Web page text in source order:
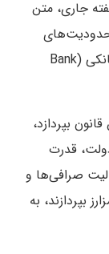
جاری، متن
کنونی حاصل از قانون محرمانه بودن اقدامات بانکی (Bank
بپردازد،
قدرت
صرافی‌ها و
بپردازند، به